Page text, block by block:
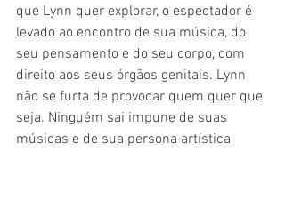
que Lynn quer explorar, o espectador é
levado ao encontro de sua música, do
seu pensamento e do seu corpo, com
direito aos seus órgãos genitais. Lynn
não se furta de provocar quem quer que
seja. Ninguém sai impune de suas
músicas e de sua persona artística